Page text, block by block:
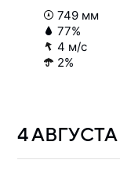
749 мм
77%
4 м/с
2%
4 АВГУСТА